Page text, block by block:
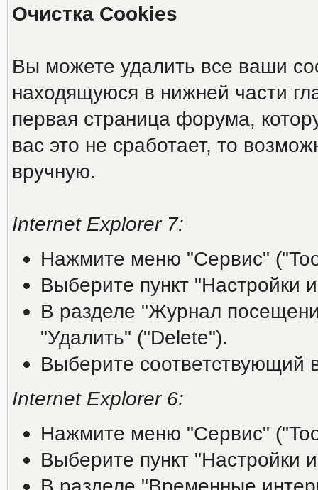
Очистка Cookies
Вы можете удалить все ваши
находящуюся в нижней части
первая страница форума,
вас это не сработает, то
вручную.
Internet Explorer 7:
Нажмите меню "Сервис"
Выберите пункт "Настройки
В разделе "Журнал
"Удалить" ("Delete").
Выберите соответствующий
Internet Explorer 6:
Нажмите меню "Сервис"
Выберите пункт "Настройки